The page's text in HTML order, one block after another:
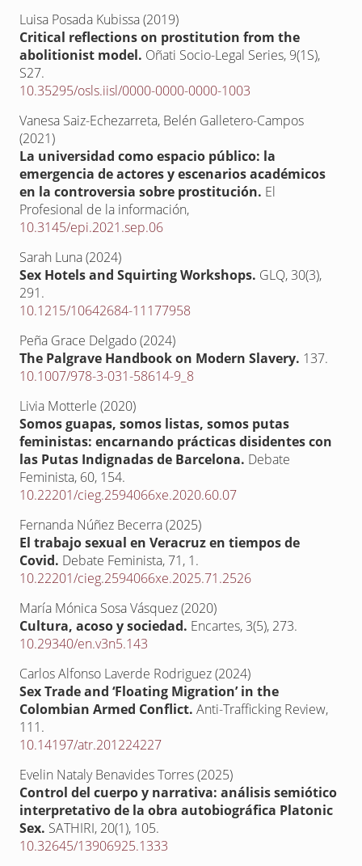
Luisa Posada Kubissa (2019)
Critical reflections on prostitution from the
abolitionist model. Oñati Socio-Legal Series, 9(1S),
S27.
10.35295/osls.iisl/0000-0000-0000-1003
Vanesa Saiz-Echezarreta, Belén Galletero-Campos
(2021)
La universidad como espacio público: la
emergencia de actores y escenarios académicos
en la controversia sobre prostitución. El
Profesional de la información,
10.3145/epi.2021.sep.06
Sarah Luna (2024)
Sex Hotels and Squirting Workshops. GLQ, 30(3),
291.
10.1215/10642684-11177958
Peña Grace Delgado (2024)
The Palgrave Handbook on Modern Slavery. 137.
10.1007/978-3-031-58614-9_8
Livia Motterle (2020)
Somos guapas, somos listas, somos putas
feministas: encarnando prácticas disidentes con
las Putas Indignadas de Barcelona. Debate
Feminista, 60, 154.
10.22201/cieg.2594066xe.2020.60.07
Fernanda Núñez Becerra (2025)
El trabajo sexual en Veracruz en tiempos de
Covid. Debate Feminista, 71, 1.
10.22201/cieg.2594066xe.2025.71.2526
María Mónica Sosa Vásquez (2020)
Cultura, acoso y sociedad. Encartes, 3(5), 273.
10.29340/en.v3n5.143
Carlos Alfonso Laverde Rodriguez (2024)
Sex Trade and ‘Floating Migration’ in the
Colombian Armed Conflict.Anti-Trafficking Review,
111.
10.14197/atr.201224227
Evelin Nataly Benavides Torres (2025)
Control del cuerpo y narrativa: análisis semiótico
interpretativo de la obra autobiográfica Platonic
Sex. SATHIRI, 20(1), 105.
10.32645/13906925.1333